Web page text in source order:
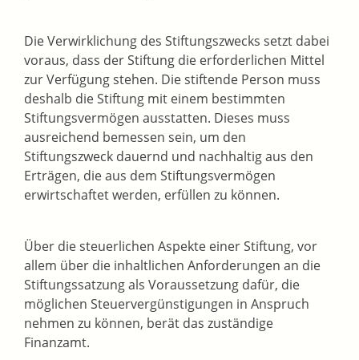
Die Verwirklichung des Stiftungszwecks setzt dabei
voraus, dass der Stiftung die erforderlichen Mittel
zur Verfügung stehen. Die stiftende Person muss
deshalb die Stiftung mit einem bestimmten
Stiftungsvermögen ausstatten. Dieses muss
ausreichend bemessen sein, um den
Stiftungszweck dauernd und nachhaltig aus den
Erträgen, die aus dem Stiftungsvermögen
erwirtschaftet werden, erfüllen zu können.
Über die steuerlichen Aspekte einer Stiftung, vor
allem über die inhaltlichen Anforderungen an die
Stiftungssatzung als Voraussetzung dafür, die
möglichen Steuervergünstigungen in Anspruch
nehmen zu können, berät das zuständige
Finanzamt.